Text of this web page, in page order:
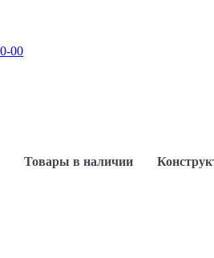
00
Товары в наличии